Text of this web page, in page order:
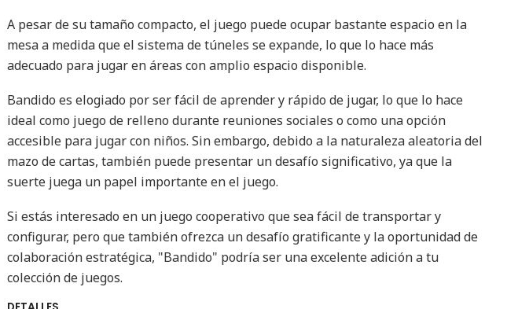
A pesar de su tamaño compacto, el juego puede ocupar bastante espacio en la
mesa a medida que el sistema de túneles se expande, lo que lo hace más
adecuado para jugar en áreas con amplio espacio disponible​.
Bandido es elogiado por ser fácil de aprender y rápido de jugar, lo que lo hace
ideal como juego de relleno durante reuniones sociales o como una opción
accesible para jugar con niños. Sin embargo, debido a la naturaleza aleatoria del
mazo de cartas, también puede presentar un desafío significativo, ya que la
suerte juega un papel importante en el juego​.
Si estás interesado en un juego cooperativo que sea fácil de transportar y
configurar, pero que también ofrezca un desafío gratificante y la oportunidad de
colaboración estratégica, "Bandido" podría ser una excelente adición a tu
colección de juegos.